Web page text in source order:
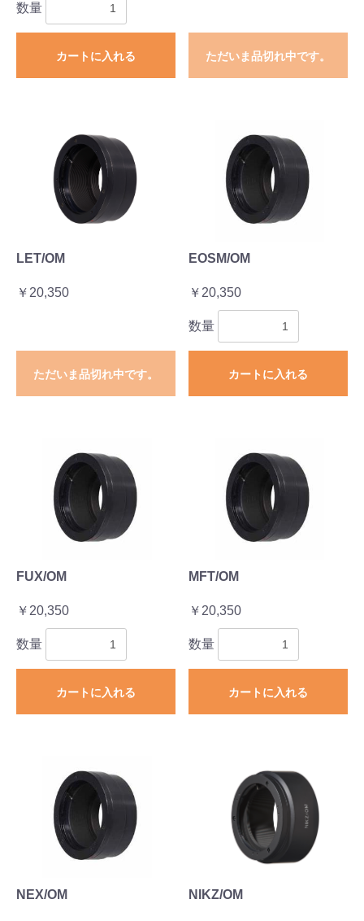
数量
カートに入れる ただいま品切れ中です。
LET/OM
￥20,350
ただいま品切れ中です。
EOSM/OM
￥20,350
数量
カートに入れる
FUX/OM
￥20,350
数量
カートに入れる
MFT/OM
￥20,350
数量
カートに入れる
NEX/OM NIKZ/OM